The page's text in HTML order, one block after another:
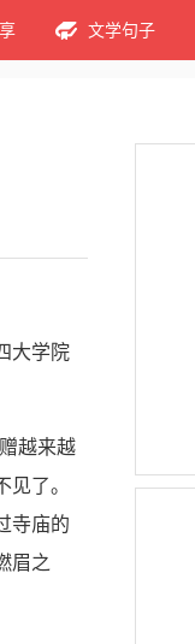
文学句子
大学院
越来越
了。
寺庙的
眉之